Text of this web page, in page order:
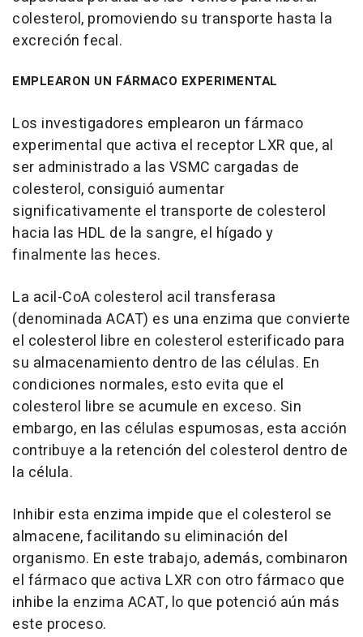
colesterol, promoviendo su transporte hasta la
excreción fecal.
EMPLEARON UN FÁRMACO EXPERIMENTAL
Los investigadores emplearon un fármaco
experimental que activa el receptor LXR que, al
ser administrado a las VSMC cargadas de
colesterol, consiguió aumentar
significativamente el transporte de colesterol
hacia las HDL de la sangre, el hígado y
finalmente las heces.
La acil-CoA colesterol acil transferasa
(denominada ACAT) es una enzima que convierte
el colesterol libre en colesterol esterificado para
su almacenamiento dentro de las células. En
condiciones normales, esto evita que el
colesterol libre se acumule en exceso. Sin
embargo, en las células espumosas, esta acción
contribuye a la retención del colesterol dentro de
la célula.
Inhibir esta enzima impide que el colesterol se
almacene, facilitando su eliminación del
organismo. En este trabajo, además, combinaron
el fármaco que activa LXR con otro fármaco que
inhibe la enzima ACAT, lo que potenció aún más
este proceso.